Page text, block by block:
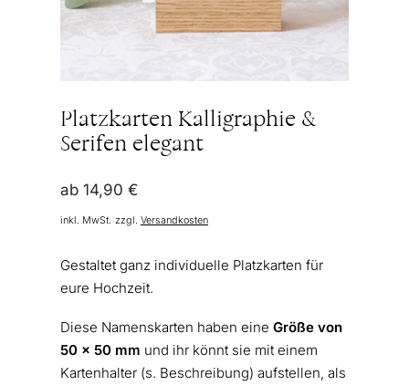
Platzkarten Kalligraphie &
Serifen elegant
ab 14,90 €
inkl. MwSt. zzgl. Versandkosten
Gestaltet ganz individuelle Platzkarten für
eure Hochzeit.
Diese Namenskarten haben eine Größe von
50 x 50 mm und ihr könnt sie mit einem
Kartenhalter (s. Beschreibung) aufstellen, als